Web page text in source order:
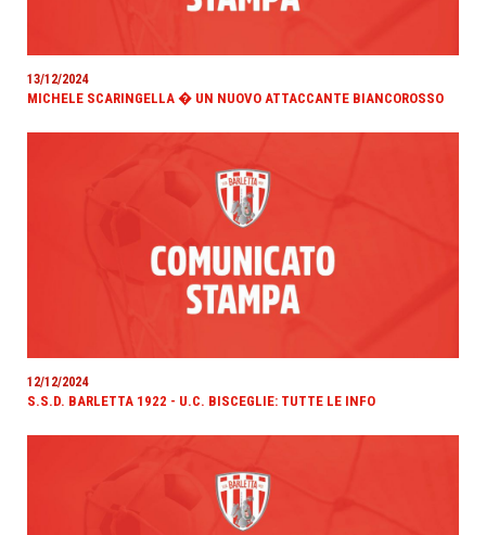
13/12/2024
MICHELE SCARINGELLA � UN NUOVO ATTACCANTE BIANCOROSSO
12/12/2024
S.S.D. BARLETTA 1922 - U.C. BISCEGLIE: TUTTE LE INFO